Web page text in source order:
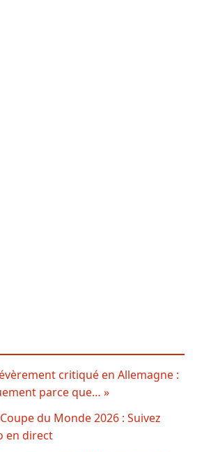
critiqué en Allemagne :
parce que… »
du Monde 2026 : Suivez
en direct